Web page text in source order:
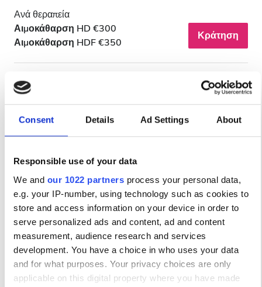
Consent Details Ad Settings About
Responsible use of your data
We and our 1022 partners process your personal data,
e.g. your IP-number, using technology such as cookies to
store and access information on your device in order to
serve personalized ads and content, ad and content
measurement, audience research and services
development. You have a choice in who uses your data
and for what purposes. Your privacy choices are only
applicable on this digital property where you have made
Απόγευμα
Βράδυ
Βαθμολογία
Καλή
Ανά θεραπεία
Αιμοκάθαρση HD €300
Αιμοκάθαρση HDF €350
Κράτηση
Diaverum Gamapal Dialysis
Clinic
Valencia, Spain
2.85 χλμ από το κέντρο της πόλης
1 Αξιολόγηση
9.7
Καλύπτεται από EHIC Καλύπτεται από GHIC